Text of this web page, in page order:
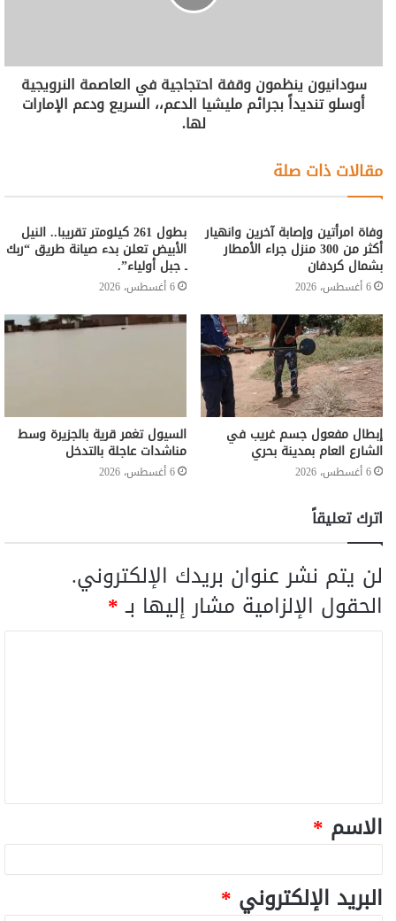
سودانيون ينظمون وقفة احتجاجية في العاصمة النرويجية
أوسلو تنديداً بجرائم مليشيا الدعم،، السريع ودعم الإمارات
لها.
مقالات ذات صلة
وفاة امرأتين وإصابة آخرين وانهيار
أكثر من 300 منزل جراء الأمطار
بشمال كردفان
6 أغسطس، 2026
بطول 261 كيلومتر تقريبا.. النيل
الأبيض تعلن بدء صيانة طريق “ربك
ـ جبل أولياء”.
6 أغسطس، 2026
إبطال مفعول جسم غريب في
الشارع العام بمدينة بحري
6 أغسطس، 2026
السيول تغمر قرية بالجزيرة وسط
مناشدات عاجلة بالتدخل
6 أغسطس، 2026
اترك تعليقاً
لن يتم نشر عنوان بريدك الإلكتروني.
الحقول الإلزامية مشار إليها بـ*
الاسم *
البريد الإلكتروني *